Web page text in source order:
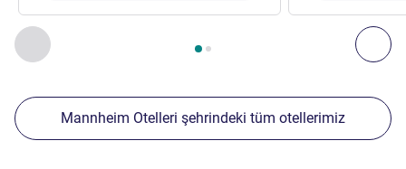
Önceki - Yakınlardaki diğer tesislerimiz
Sayfa , Yakınlardaki diğer tesislerimiz 1 :, Yakınlardaki
Mannheim Otelleri şehrindeki tüm otellerimiz